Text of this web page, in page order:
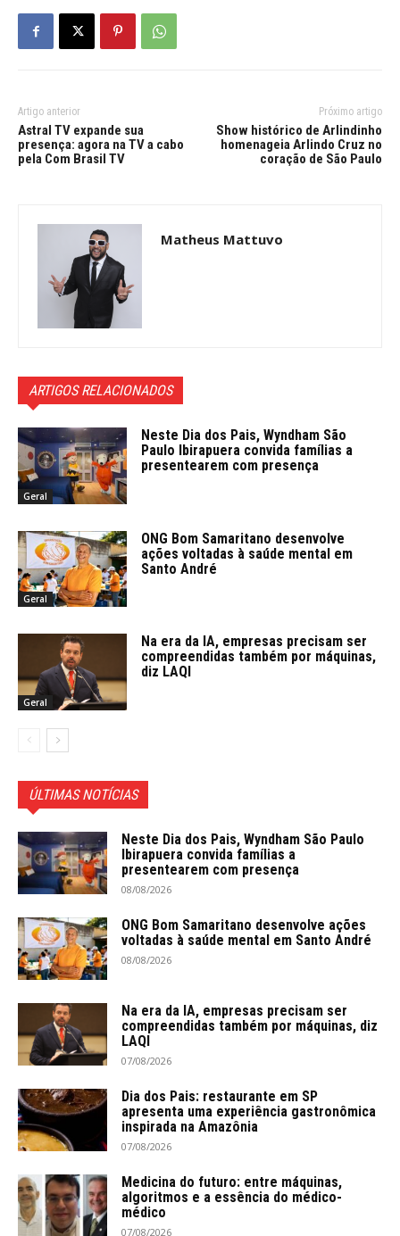
Artigo anterior
Astral TV expande sua
presença: agora na TV a cabo
pela Com Brasil TV
Próximo artigo
Show histórico de Arlindinho
homenageia Arlindo Cruz no
coração de São Paulo
Matheus Mattuvo
ARTIGOS RELACIONADOS
Geral
Neste Dia dos Pais, Wyndham São
Paulo Ibirapuera convida famílias a
presentearem com presença
Geral
ONG Bom Samaritano desenvolve
ações voltadas à saúde mental em
Santo André
Geral
Na era da IA, empresas precisam ser
compreendidas também por máquinas,
diz LAQI
ÚLTIMAS NOTÍCIAS
Neste Dia dos Pais, Wyndham São Paulo
Ibirapuera convida famílias a
presentearem com presença
08/08/2026
ONG Bom Samaritano desenvolve ações
voltadas à saúde mental em Santo André
08/08/2026
Na era da IA, empresas precisam ser
compreendidas também por máquinas, diz
LAQI
07/08/2026
Dia dos Pais: restaurante em SP
apresenta uma experiência gastronômica
inspirada na Amazônia
07/08/2026
Medicina do futuro: entre máquinas,
algoritmos e a essência do médico-
médico
07/08/2026